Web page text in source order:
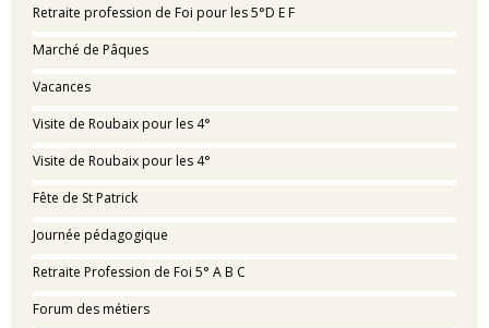
Retraite profession de Foi pour les 5°D E F
Marché de Pâques
Vacances
Visite de Roubaix pour les 4°
Visite de Roubaix pour les 4°
Fête de St Patrick
Journée pédagogique
Retraite Profession de Foi 5° A B C
Forum des métiers